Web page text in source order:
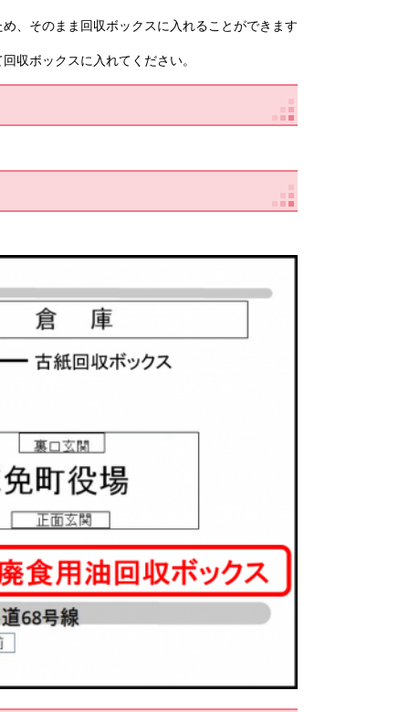
、そのまま回収ボックスに入れることができます
収ボックスに入れてください。